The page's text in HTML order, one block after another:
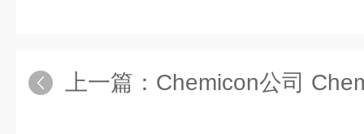
上一篇： Chemicon公司